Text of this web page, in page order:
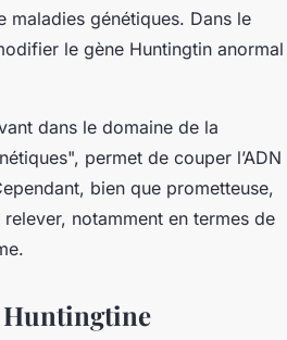
maladies génétiques. Dans le
le gène Huntingtin anormal
dans le domaine de la
permet de couper l’ADN
bien que prometteuse,
notamment en termes de
Huntingtine